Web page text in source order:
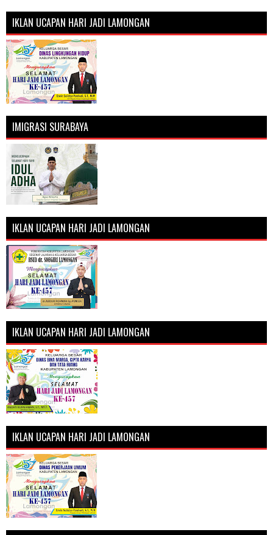
IKLAN UCAPAN HARI JADI LAMONGAN
IMIGRASI SURABAYA
IKLAN UCAPAN HARI JADI LAMONGAN
IKLAN UCAPAN HARI JADI LAMONGAN
IKLAN UCAPAN HARI JADI LAMONGAN